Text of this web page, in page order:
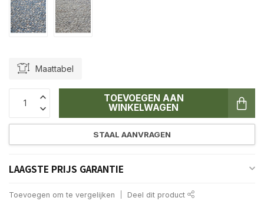
Maattabel
TOEVOEGEN AAN
WINKELWAGEN
STAAL AANVRAGEN
LAAGSTE PRIJS GARANTIE
Toevoegen om te vergelijken Deel dit product